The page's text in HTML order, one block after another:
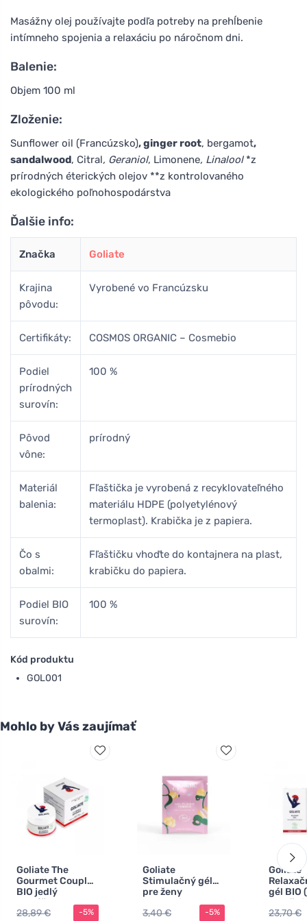
Masážny olej používajte podľa potreby na prehĺbenie
intímneho spojenia a relaxáciu po náročnom dni.
Balenie:
Objem 100 ml
Zloženie:
Sunflower oil (Francúzsko), ginger root, bergamot,
sandalwood, Citral, Geraniol, Limonene, Linalool*z
prírodných éterických olejov **z kontrolovaného
ekologického poľnohospodárstva
Ďalšie info:
Značka Goliate
Krajina
pôvodu:
Vyrobené vo Francúzsku
Certifikáty: COSMOS ORGANIC – Cosmebio
Podiel
prírodných
surovín:
100 %
Pôvod
vône:
prírodný
Materiál
balenia:
Fľaštička je vyrobená z recyklovateľného
materiálu HDPE (polyetylénový
termoplast). Krabička je z papiera.
Čo s
obalmi:
Fľaštičku vhoďte do kontajnera na plast,
krabičku do papiera.
Podiel BIO
surovín:
100 %
Kód produktu
GOL001
Mohlo by Vás zaujímať
Goliate The
Gourmet Couple
BIO jedlý
masážny a
lubrikačný olej
28,89 € -5%
Goliate
Stimulačný gél
pre ženy
Orgasmic BIO 2
ml - vzorka - pre
3,40 € -5%
Goliate
gél BIO
23,70 €